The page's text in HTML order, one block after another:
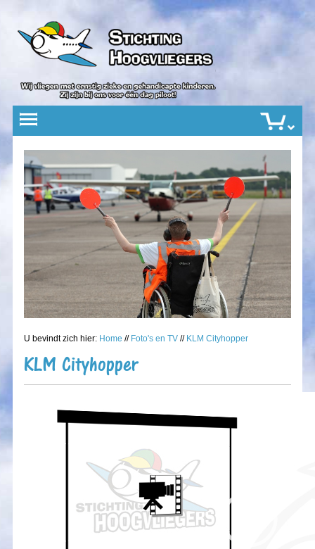
U bevindt zich hier: Home // Foto's en TV // KLM Cityhopper
KLM Cityhopper